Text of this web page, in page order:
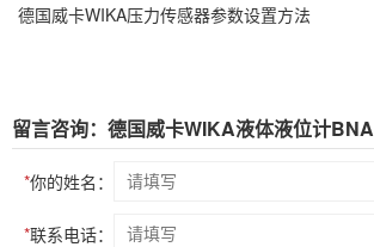
德国威卡WIKA压力传感器参数设置方法
留言咨询：德国威卡WIKA液体液位计BNA
*你的姓名：
*联系电话：